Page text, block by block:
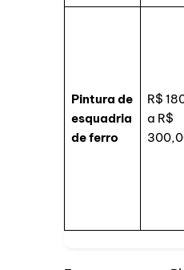
Pintura de
esquadria
de ferro
R$
a R$